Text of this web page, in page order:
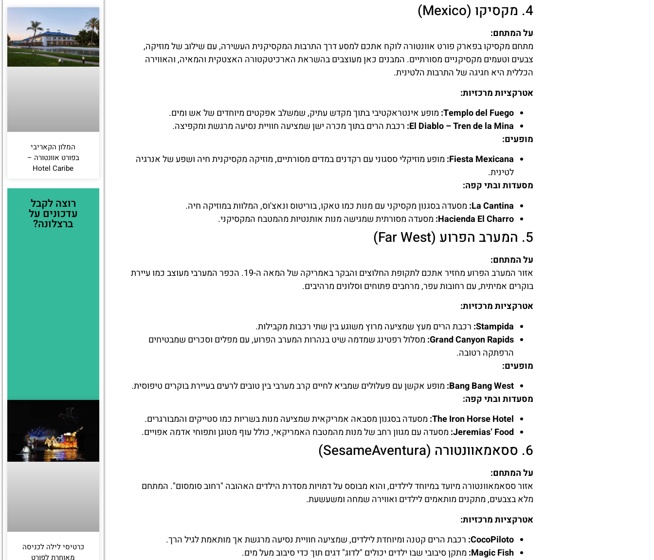
4. מקסיקו (Mexico)
על המתחם:
מתחם מקסיקו בפארק פורט אוונטורה לוקח אתכם למסע דרך התרבות המקסיקנית העשירה, עם שילוב של מוזיקה,
צבעים וטעמים מקסיקניים מסורתיים. המבנים כאן מעוצבים בהשראת הארכיטקטורה האצטקית והמאיה, והאווירה
הכללית היא חגיגה של התרבות הלטינית.
אטרקציות מרכזיות:
Templo del Fuego: מופע אינטראקטיבי בתוך מקדש עתיק, שמשלב אפקטים מיוחדים של אש ומים.
El Diablo – Tren de la Mina: רכבת הרים בתוך מכרה ישן שמציעה חוויית נסיעה מרגשת ומקפיצה.
מופעים:
Fiesta Mexicana: מופע מוזיקלי ססגוני עם רקדנים במדים מסורתיים, מוזיקה מקסיקנית חיה ושפע של אנרגיה
לטינית.
מסעדות ובתי קפה:
La Cantina: מסעדה בסגנון מקסיקני עם מנות כמו טאקו, בוריטוס ונאצ'וס, המלוות במוזיקה חיה.
Hacienda El Charro: מסעדה מסורתית שמגישה מנות אותנטיות מהמטבח המקסיקני.
5. המערב הפרוע (Far West)
על המתחם:
אזור המערב הפרוע מחזיר אתכם לתקופת החלוצים והבקר באמריקה של המאה ה-19. הכפר המערבי מעוצב כמו עיירת
בוקרים אמיתית, עם רחובות עפר, מרחבים פתוחים וסלונים מרהיבים.
אטרקציות מרכזיות:
Stampida: רכבת הרים מעץ שמציעה מרוץ משוגע בין שתי רכבות מקבילות.
Grand Canyon Rapids: מסלול רפטינג שמדמה שיט בנהרות המערב הפרוע, עם מפלים וסכרים שמבטיחים
הרפתקה רטובה.
מופעים:
Bang Bang West: מופע אקשן עם פעלולים שמביא לחיים קרב מערבי בין טובים לרעים בעיירת בוקרים טיפוסית.
מסעדות ובתי קפה:
The Iron Horse Hotel: מסעדה בסגנון מסבאה אמריקאית שמציעה מנות בשריות כמו סטייקים והמבורגרים.
Jeremias’ Food: מסעדה עם מגוון רחב של מנות מהמטבח האמריקאי, כולל עוף מטוגן ותפוחי אדמה אפויים.
6. ססאמאוונטורה (SesameAventura)
על המתחם:
אזור ססאמאוונטורה מיועד במיוחד לילדים, והוא מבוסס על דמויות מסדרת הילדים האהובה "רחוב סומסום". המתחם
מלא בצבעים, מתקנים מותאמים לילדים ואווירה שמחה ומשעשעת.
אטרקציות מרכזיות:
CocoPiloto: רכבת הרים קטנה ומיוחדת לילדים, שמציעה חוויית נסיעה מרגשת אך מותאמת לגיל הרך.
Magic Fish: מתקן סיבובי שבו ילדים יכולים "לדוג" דגים תוך כדי סיבוב מעל מים.
המלון הקאריבי
בפורט אוונטורה –
Hotel Caribe
רוצה לקבל
עדכונים על
ברצלונה?
כרטיסי לילה לכניסה
מאוחרת לפורט